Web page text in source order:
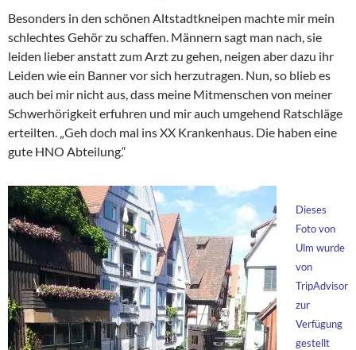
Besonders in den schönen Altstadtkneipen machte mir mein
schlechtes Gehör zu schaffen. Männern sagt man nach, sie
leiden lieber anstatt zum Arzt zu gehen, neigen aber dazu ihr
Leiden wie ein Banner vor sich herzutragen. Nun, so blieb es
auch bei mir nicht aus, dass meine Mitmenschen von meiner
Schwerhörigkeit erfuhren und mir auch umgehend Ratschläge
erteilten. „Geh doch mal ins XX Krankenhaus. Die haben eine
gute HNO Abteilung.“
Dieses
Foto von
Ulm wurde
von
TripAdvisor
zur
Verfügung
gestellt